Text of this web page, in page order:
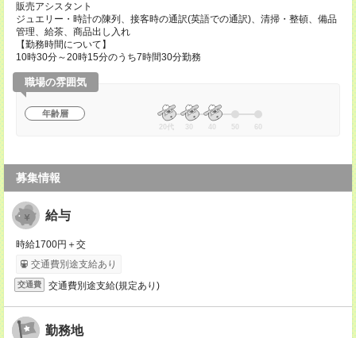
販売アシスタント
ジュエリー・時計の陳列、接客時の通訳(英語での通訳)、清掃・整頓、備品
管理、給茶、商品出し入れ
【勤務時間について】
10時30分～20時15分のうち7時間30分勤務
職場の雰囲気
年齢層
20代 30 40 50 60
募集情報
給与
時給1700円＋交
交通費別途支給あり
交通費 交通費別途支給(規定あり)
勤務地